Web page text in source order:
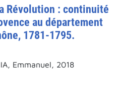
Révolution : continuité
au département
1781-1795.
Emmanuel, 2018